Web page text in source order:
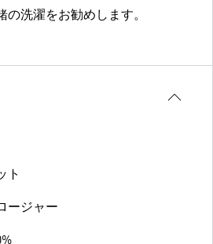
の洗濯をお勧めします。
ト
ージャー